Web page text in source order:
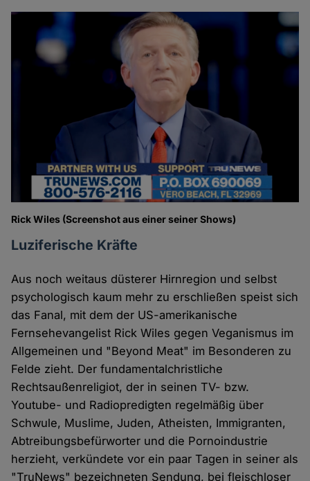
Rick Wiles (Screenshot aus einer seiner Shows)
Luziferische Kräfte
Aus noch weitaus düsterer Hirnregion und selbst
psychologisch kaum mehr zu erschließen speist sich
das Fanal, mit dem der US-amerikanische
Fernsehevangelist Rick Wiles gegen Veganismus im
Allgemeinen und "Beyond Meat" im Besonderen zu
Felde zieht. Der fundamentalchristliche
Rechtsaußenreligiot, der in seinen TV- bzw.
Youtube- und Radiopredigten regelmäßig über
Schwule, Muslime, Juden, Atheisten, Immigranten,
Abtreibungsbefürworter und die Pornoindustrie
herzieht, verkündete vor ein paar Tagen in seiner als
"TruNews" bezeichneten Sendung, bei fleischloser